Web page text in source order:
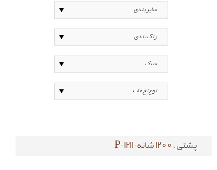
پشتی ، 1200 شانه-P-1211